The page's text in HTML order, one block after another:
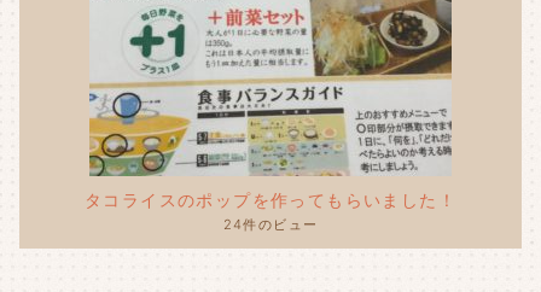
タコライスのポップを作ってもらいました！
24件のビュー